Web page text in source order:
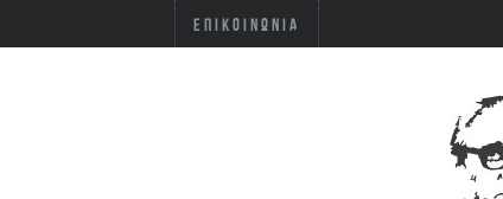
ΕΠΙΚΟΙΝΩΝΊΑ